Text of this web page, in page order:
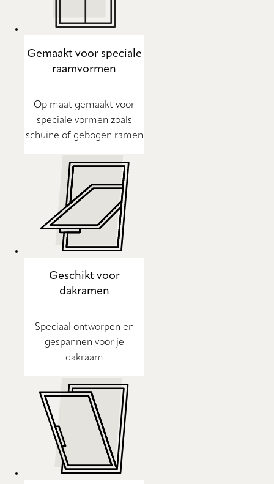
Gemaakt voor speciale
raamvormen
Op maat gemaakt voor
speciale vormen zoals
schuine of gebogen ramen
Geschikt voor
dakramen
Speciaal ontworpen en
gespannen voor je
dakraam